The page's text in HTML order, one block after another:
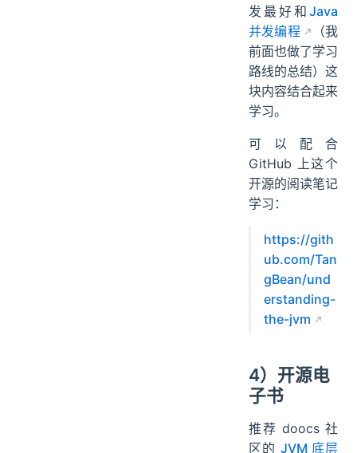
发最好和 Java
并发编程
（我
前面也做了学习
路线的总结）这
块内容结合起来
学习。
可以配合
GitHub 上这个
开源的阅读笔记
学习：
https://gith
ub.com/Tan
gBean/und
erstanding-
the-jvm
4）开源电
子书
推荐 doocs 社
区的 JVM 底层